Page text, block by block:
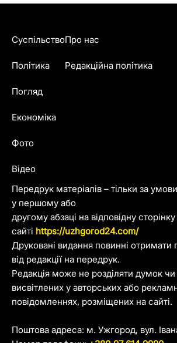
Передрук матеріалів – тільки за
у першому або
другому абзаці на відповідну сторінку
сайті https://uzhgorod24.com/
Друковані видання повинні отримати
від редакції на передрук.
Редакція може не розділяти думок чи
висвітлених у авторських або
повідомленнях, розміщених на сайті.
Поштова адреса: м. Ужгород, вул.
Суспільство
Політика
Погляд
Економіка
Фото
Відео
Про нас
Редакційна політика